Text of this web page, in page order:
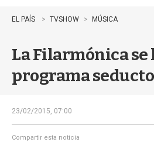
EL PAÍS TVSHOW MÚSICA
La Filarmónica
programa
23/02/2015, 07:00
Compartir esta noticia